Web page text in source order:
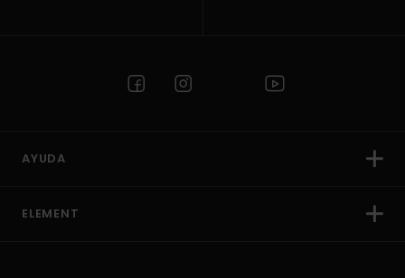
AYUDA
ELEMENT